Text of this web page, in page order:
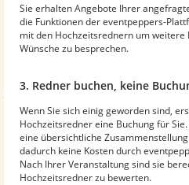
Sie erhalten Angebote Ihrer
die Funktionen der eventpeppers-
mit den Hochzeitsrednern um weitere
Wünsche zu besprechen.
3. Redner buchen, keine
Wenn Sie sich einig geworden sind,
Hochzeitsredner eine Buchung für
eine übersichtliche
dadurch keine Kosten durch
Nach Ihrer Veranstaltung sind sie
Hochzeitsredner zu bewerten.